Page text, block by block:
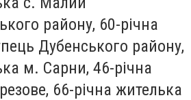
району, 60-річна
Дубенського району,
м. Сарни, 46-річна
, 66-річна жителька